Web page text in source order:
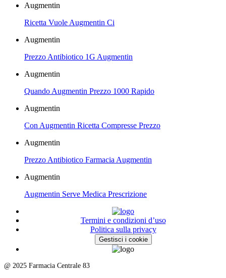
Augmentin
Ricetta Vuole Augmentin Ci
Augmentin
Prezzo Antibiotico 1G Augmentin
Augmentin
Quando Augmentin Prezzo 1000 Rapido
Augmentin
Con Augmentin Ricetta Compresse Prezzo
Augmentin
Prezzo Antibiotico Farmacia Augmentin
Augmentin
Augmentin Serve Medica Prescrizione
Termini e condizioni d’uso
Politica sulla privacy
Gestisci i cookie
@ 2025 Farmacia Centrale 83